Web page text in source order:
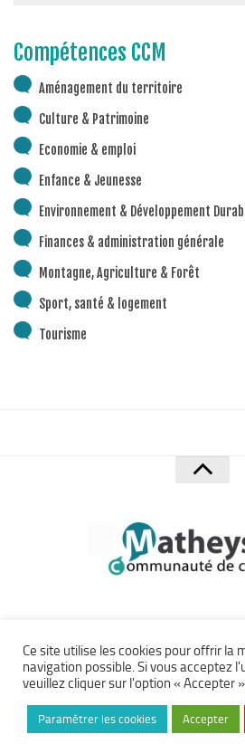
Sentiers de randonnée
Via Matacena
Développement durable
Déchetterie intercommunale et
Gestion des déchets
Gestion des cours d’eau
Plan Climat
Certificats d’Economie d’Energie
Eau & Assainissement
Compétences CCM
Aménagement du territoire
Culture & Patrimoine
Economie & emploi
Enfance & Jeunesse
Environnement & Développement
Finances & administration générale
Montagne, Agriculture & Forêt
Sport, santé & logement
Tourisme
Politique de confidentialité
Archives
Accès Privé
Ressources URBA
Communauté de Communes de la
Création ça manque pas d'air
Ce site utilise les cookies pour offrir la
navigation possible. Si vous acceptez
veuillez cliquer sur l'option « Accepter »
Paramétrer les cookies Accepter